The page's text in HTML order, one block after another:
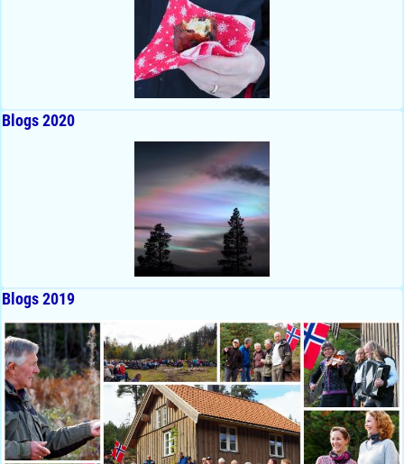
Blogs 2020
Blogs 2019